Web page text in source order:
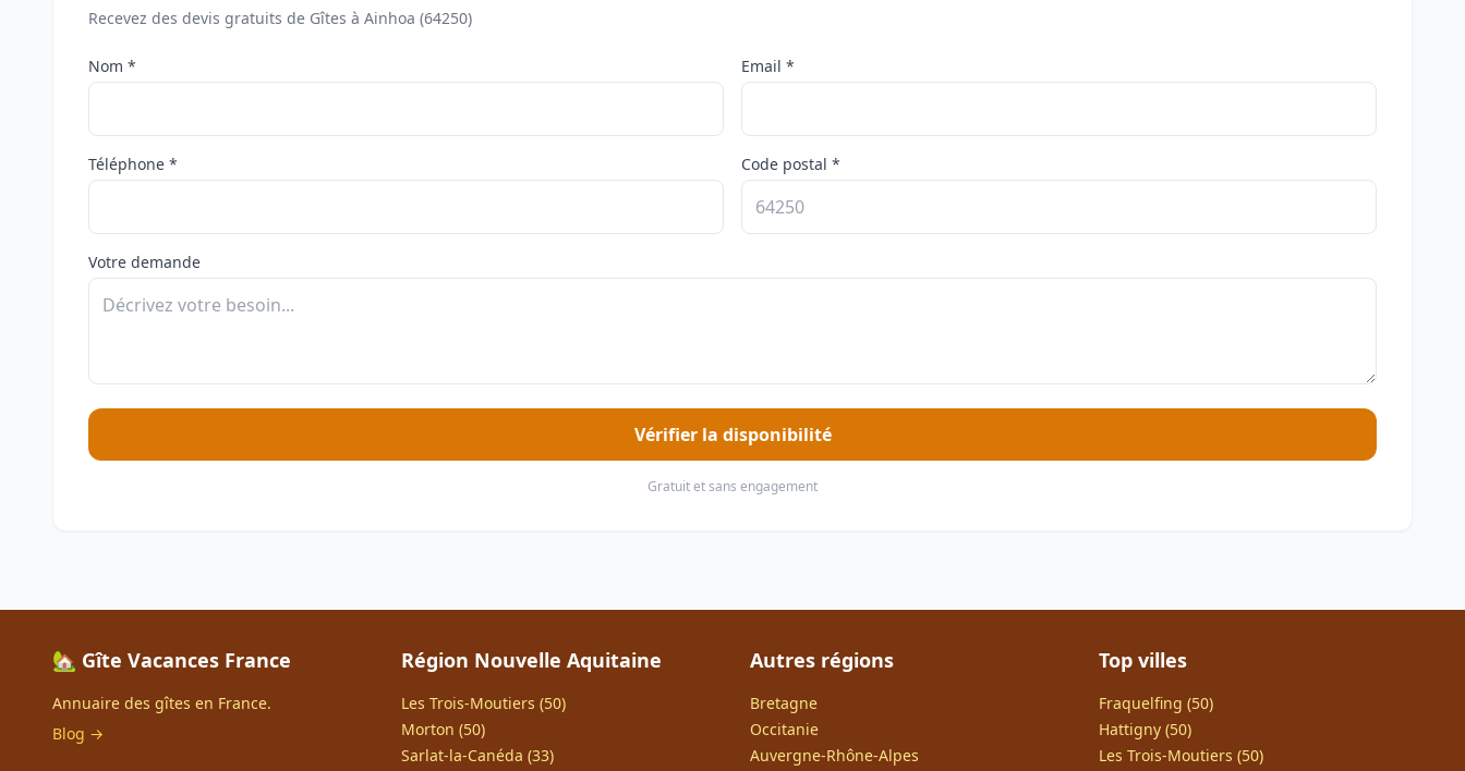
Recevez des devis gratuits de Gîtes à Ainhoa (64250)
Nom * Email *
Téléphone * Code postal *
Votre demande
Vérifier la disponibilité
Gratuit et sans engagement
🏡 Gîte Vacances France
Annuaire des gîtes en France.
Blog →
Région Nouvelle Aquitaine
Les Trois-Moutiers (50)
Morton (50)
Sarlat-la-Canéda (33)
Autres régions
Bretagne
Occitanie
Auvergne-Rhône-Alpes
Top villes
Fraquelfing (50)
Hattigny (50)
Les Trois-Moutiers (50)